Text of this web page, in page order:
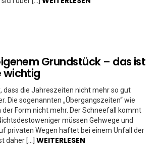
Grundstück – das ist
wichtig
dass die Jahreszeiten nicht mehr so gut
Die sogenannten „Übergangszeiten“ wie
der Form nicht mehr. Der Schneefall kommt
müssen Gehwege und
privaten Wegen haftet bei einem Unfall der
daher […] WEITERLESEN